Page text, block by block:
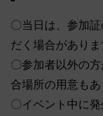
〇当日は、参加
だく場合がありま
〇参加者以外の
合場所の用意もあ
〇イベント中に